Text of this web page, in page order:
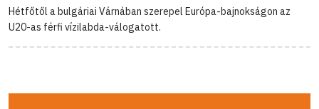
Hétfőtől a bulgáriai Várnában szerepel Európa-bajnokságon az
U20-as férfi vízilabda-válogatott.